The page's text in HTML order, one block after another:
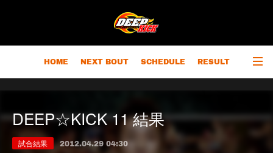
HOME NEXT BOUT SCHEDULE RESULT
RANKING OUTLINE
DEEP☆KICK 11 結果
試合結果 2012.04.29 04:30